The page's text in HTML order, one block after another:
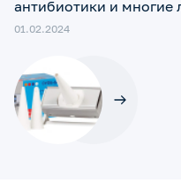
антибиотики и многие
01.02.2024